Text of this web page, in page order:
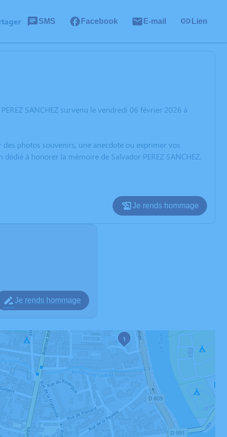
SMS Facebook E-mail Lien
SANCHEZ survenu le vendredi 06 février 2026 à
photos souvenirs, une anecdote ou exprimer vos
à honorer la mémoire de Salvador PEREZ SANCHEZ.
Je rends hommage
Je rends hommage
1